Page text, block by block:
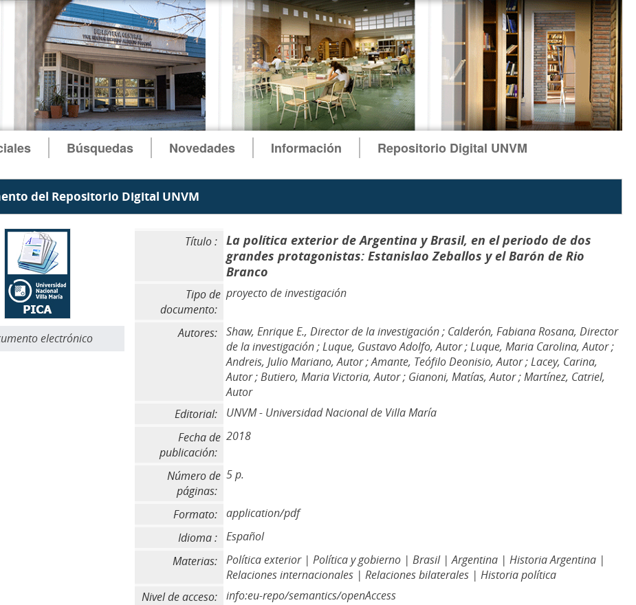
Búsquedas Novedades Información Repositorio Digital UNVM
del Repositorio Digital UNVM
electrónico
Título :
La política exterior de Argentina y Brasil, en el periodo de dos
grandes protagonistas: Estanislao Zeballos y el Barón de Rio
Branco
Tipo de
documento:
proyecto de investigación
Autores:
Shaw, Enrique E., Director de la investigación ; Calderón, Fabiana Rosana, Director
de la investigación ; Luque, Gustavo Adolfo, Autor ; Luque, Maria Carolina, Autor ;
Andreis, Julio Mariano, Autor ; Amante, Teófilo Deonisio, Autor ; Lacey, Carina,
Autor ; Butiero, Maria Victoria, Autor ; Gianoni, Matías, Autor ; Martínez, Catriel,
Autor
Editorial:
UNVM - Universidad Nacional de Villa María
Fecha de
publicación:
2018
Número de
páginas:
5 p.
Formato:
application/pdf
Idioma :
Español
Materias:
Política exterior | Política y gobierno | Brasil | Argentina | Historia Argentina |
Relaciones internacionales | Relaciones bilaterales | Historia política
Nivel de acceso:
info:eu-repo/semantics/openAccess